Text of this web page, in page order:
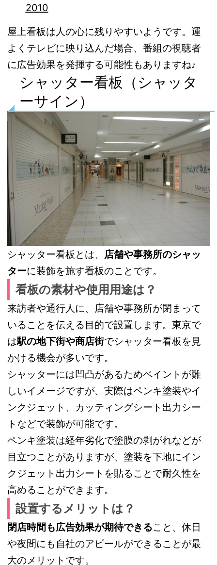
2010
屋上看板は人の心に残りやすいようです。運
よくテレビに映り込んだ場合、番組の視聴者
に広告効果を発揮する可能性もありますね♪
シャッター看板（シャッタ
ーサイン）
シャッター看板とは、 店舗や事務所のシャッ
ターに装飾を施す看板のことです。
看板の素材や使用用途は？
来訪者や通行人に、店舗や事務所が閉まって
いることを伝える目的で設置します。東京で
は駅の地下街や商店街でシャッター看板を見
かける機会が多いです。
シャッターには凹凸があるためペイントが難
しいイメージですが、実際はペンキ塗装やイ
ンクジェット、カッティングシート出力シー
トなどで装飾が可能です。
ペンキ塗装は経年劣化で塗膜の剥がれなどが
目立つことがありますが、塗装を下地にイン
クジェット出力シートを貼ることで耐久性を
高めることができます。
設置するメリットは？
閉店時間も広告効果が期待できること、休日
や夜間にも自社のアピールができることが最
大のメリットです。